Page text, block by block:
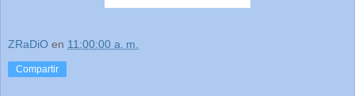
ZRaDiO en 11:00:00 a. m.
Compartir